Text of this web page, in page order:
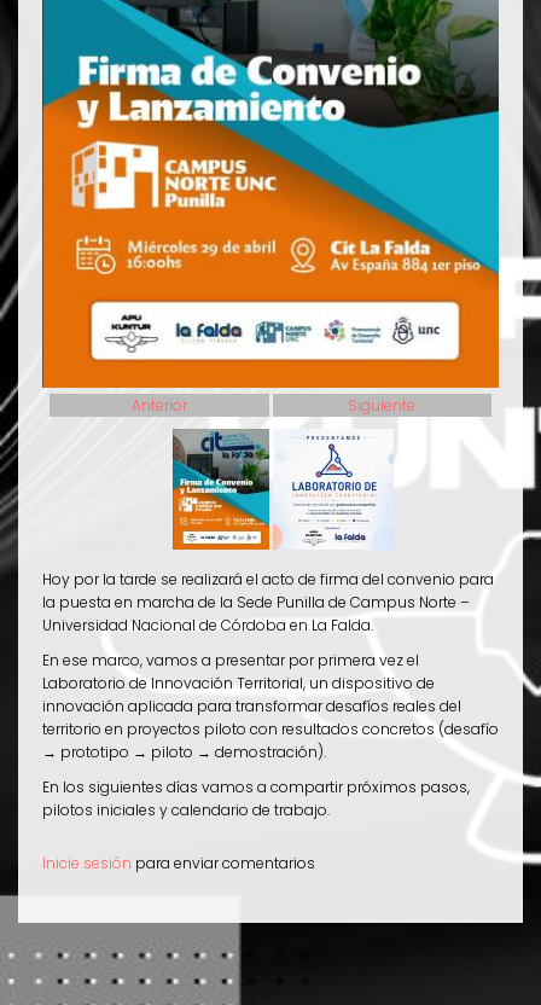
Anterior Siguiente
Hoy por la tarde se realizará el acto de firma del convenio para
la puesta en marcha de la Sede Punilla de Campus Norte –
Universidad Nacional de Córdoba en La Falda.
En ese marco, vamos a presentar por primera vez el
Laboratorio de Innovación Territorial, un dispositivo de
innovación aplicada para transformar desafíos reales del
territorio en proyectos piloto con resultados concretos (desafío
→ prototipo → piloto → demostración).
En los siguientes días vamos a compartir próximos pasos,
pilotos iniciales y calendario de trabajo.
Inicie sesión para enviar comentarios